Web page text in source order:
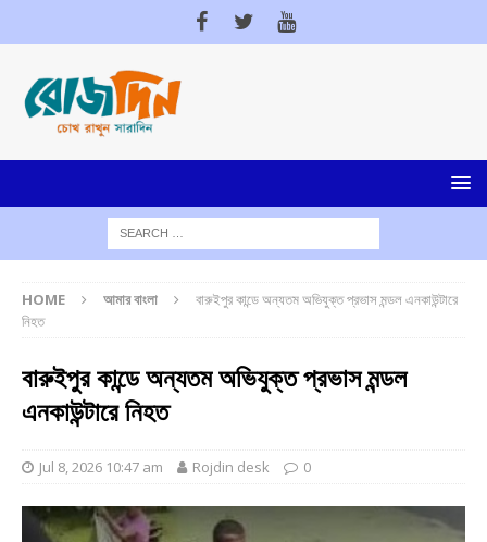
HOME আমার বাংলা
বারুইপুর কান্ডে অন্যতম অভিযুক্ত প্রভাস মন্ডল এনকাউন্টারে
নিহত
বারুইপুর কান্ডে অন্যতম অভিযুক্ত প্রভাস মন্ডল
এনকাউন্টারে নিহত
Jul 8, 2026 10:47 am Rojdin desk 0